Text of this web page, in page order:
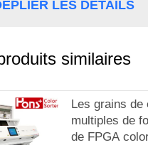
LES DÉTAILS
similaires
Les grains de
multiples de
de FPGA